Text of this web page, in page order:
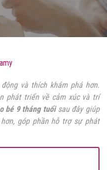
và thích khám phá hơn.
phát triển về cảm xúc và trí
bé 9 tháng tuổisau đây giúp
góp phần hỗ trợ sự phát